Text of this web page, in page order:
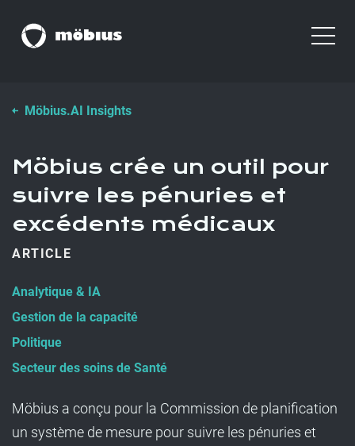
Möbius.AI Insights
Möbius crée un outil pour
suivre les pénuries et
excédents médicaux
ARTICLE
Analytique & IA
Gestion de la capacité
Politique
Secteur des soins de Santé
Möbius a conçu pour la Commission de planification
un système de mesure pour suivre les pénuries et